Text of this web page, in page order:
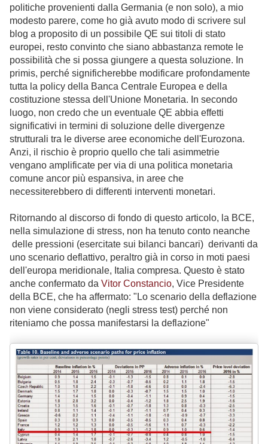
politiche provenienti dalla Germania (e non solo), a mio
modesto parere, come ho già avuto modo di scrivere sul
blog a proposito di un possibile QE sui titoli di stato
europei, resto convinto che siano abbastanza remote le
possibilità che si possa giungere a questa soluzione. In
primis, perché significherebbe modificare profondamente
tutta la policy della Banca Centrale Europea e della
costituzione stessa dell'Unione Monetaria. In secondo
luogo, non credo che un eventuale QE abbia effetti
significativi in termini di soluzione delle divergenze
strutturali tra le diverse aree economiche dell'Eurozona.
Anzi, il rischio è proprio quello che tali asimmetrie
vengano amplificate per via di una politica monetaria
comune ancor più espansiva, in aree che
necessiterebbero di differenti interventi monetari.
Ritornando al discorso di fondo di questo articolo, la BCE,
nella simulazione di stress, non ha tenuto conto neanche
delle pressioni (esercitate sui bilanci bancari) derivanti da
uno scenario deflattivo, peraltro già in corso in moti paesi
dell'europa meridionale, Italia compresa. Questo è stato
anche confermato da Vitor Constancio, Vice Presidente
della BCE, che ha affermato: " Lo scenario della deflazione
non viene considerato (negli stress test) perché non
riteniamo che possa manifestarsi la deflazione"